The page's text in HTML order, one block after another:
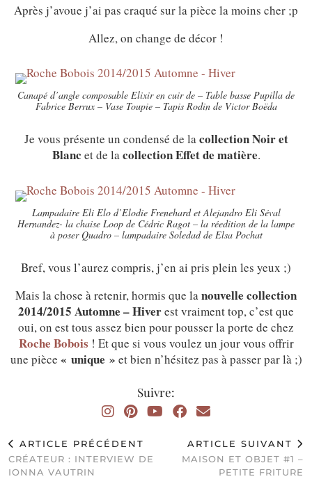
Après j’avoue j’ai pas craqué sur la pièce la moins cher ;p
Allez, on change de décor !
Canapé d’angle composable Elixir en cuir de – Table basse Pupilla de
Fabrice Berrux – Vase Toupie – Tapis Rodin de Victor Boëda
Je vous présente un condensé de lacollectionNoir et
Blanc et de lacollection Effet de matière.
Lampadaire Eli Elo d’Elodie Frenehard et Alejandro Eli Séval
Hernandez- la chaise Loop de Cédric Ragot – la réedition de la lampe
à poser Quadro – lampadaire Soledad de Elsa Pochat
Bref, vous l’aurez compris, j’en ai pris plein les yeux ;)
Mais la chose à retenir, hormis que lanouvelle collection
2014/2015 Automne – Hiverest vraiment top, c’est que
oui, on est tous assez bien pour pousser la porte de chez
Roche Bobois ! Et que si vous voulez un jour vous offrir
une pièce « unique » et bien n’hésitez pas à passer par là ;)
Suivre:
ARTICLE PRÉCÉDENT
CRÉATEUR : INTERVIEW DE
IONNA VAUTRIN
ARTICLE SUIVANT
MAISON ET OBJET #1 –
PETITE FRITURE